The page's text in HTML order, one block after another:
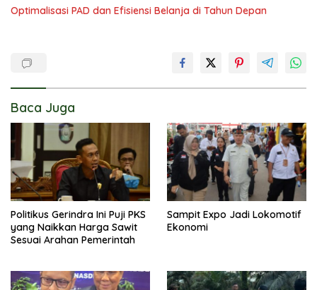
Optimalisasi PAD dan Efisiensi Belanja di Tahun Depan
Baca Juga
Politikus Gerindra Ini Puji PKS
yang Naikkan Harga Sawit
Sesuai Arahan Pemerintah
Sampit Expo Jadi Lokomotif
Ekonomi